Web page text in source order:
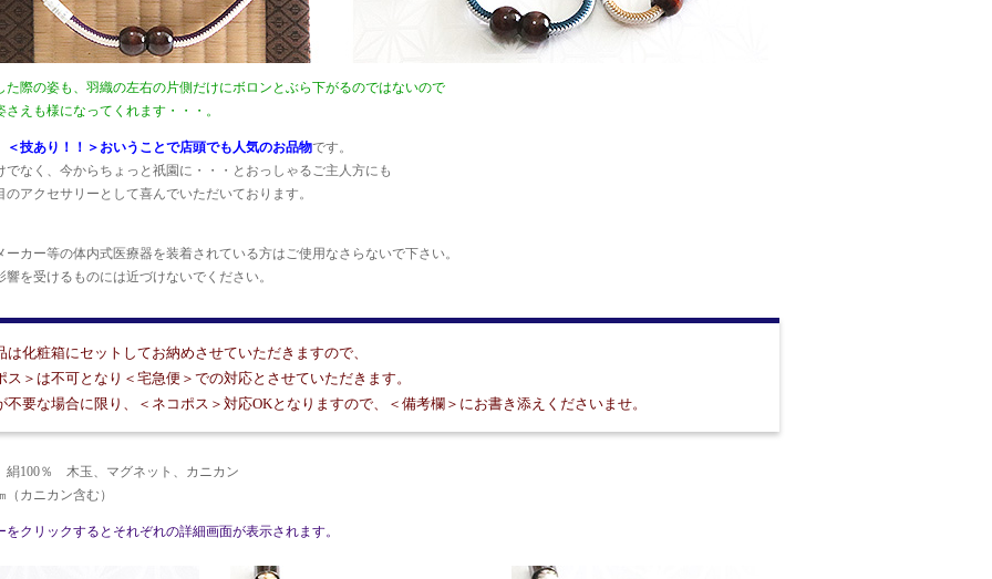
た際の姿も、羽織の左右の片側だけにボロンとぶら下がるのではないので
さえも様になってくれます・・・。
＜技あり！！＞おいうことで店頭でも人気のお品物です。
でなく、今からちょっと祇園に・・・とおっしゃるご主人方にも
のアクセサリーとして喜んでいただいております。
ーカー等の体内式医療器を装着されている方はご使用なさらないで下さい。
響を受けるものには近づけないでください。
は化粧箱にセットしてお納めさせていただきますので、
ス＞は不可となり＜宅急便＞での対応とさせていただきます。
不要な場合に限り、＜ネコポス＞対応OKとなりますので、＜備考欄＞にお書き添えくださいませ。
絹100％ 木玉、マグネット、カニカン
（カニカン含む）
をクリックするとそれぞれの詳細画面が表示されます。